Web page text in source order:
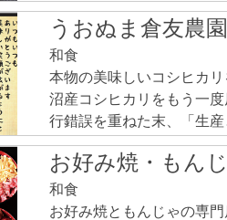
では射的や輪投げの縁日
家族や仲間と味わう、思
ス。
うおぬま倉友農
和食
本物の美味しいコシヒカ
沼産コシヒカリをもう一
行錯誤を重ねた末、「生
「うまみを逃さない努力
した。
お好み焼・もん
和食
お好み焼ともんじゃの専